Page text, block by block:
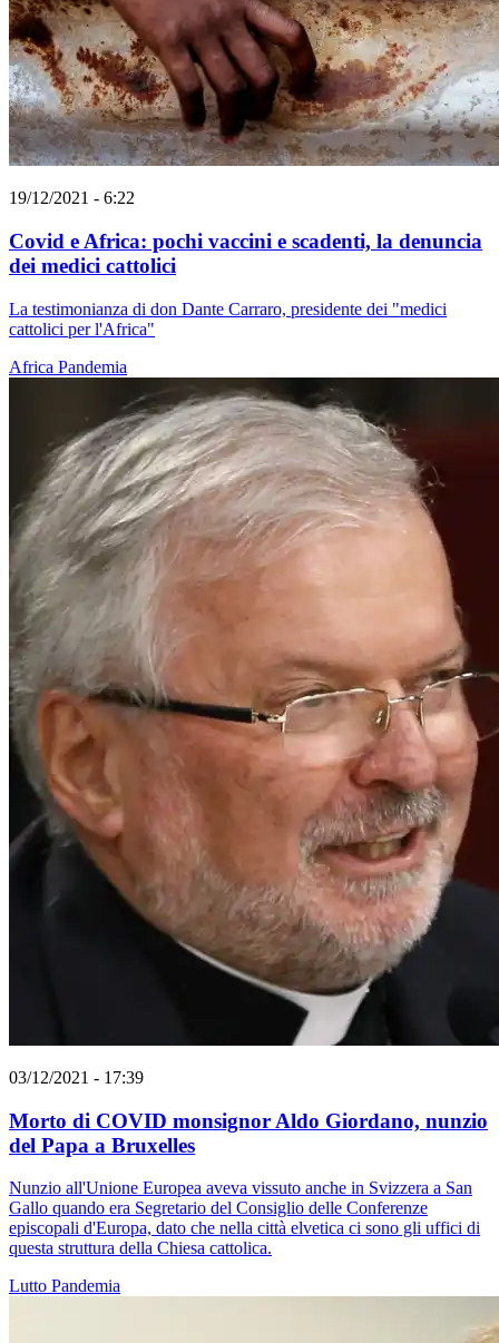
19/12/2021 - 6:22
Covid e Africa: pochi vaccini e scadenti, la denuncia
dei medici cattolici
La testimonianza di don Dante Carraro, presidente dei "medici
cattolici per l'Africa"
Africa Pandemia
03/12/2021 - 17:39
Morto di COVID monsignor Aldo Giordano, nunzio
del Papa a Bruxelles
Nunzio all'Unione Europea aveva vissuto anche in Svizzera a San
Gallo quando era Segretario del Consiglio delle Conferenze
episcopali d'Europa, dato che nella città elvetica ci sono gli uffici di
questa struttura della Chiesa cattolica.
Lutto Pandemia